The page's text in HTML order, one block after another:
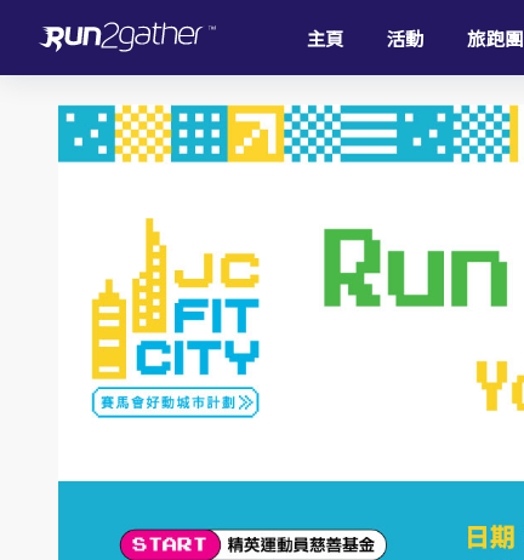
主頁 活動 旅跑團